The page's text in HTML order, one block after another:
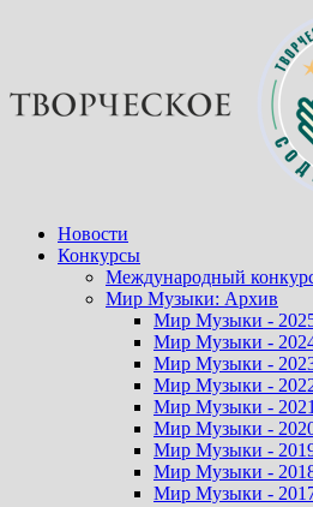
Новости
Конкурсы
Международный
Мир Музыки: Архив
Мир Музыки -
Мир Музыки -
Мир Музыки -
Мир Музыки -
Мир Музыки - 2021
Мир Музыки -
Мир Музыки -
Мир Музыки -
Мир Музыки -